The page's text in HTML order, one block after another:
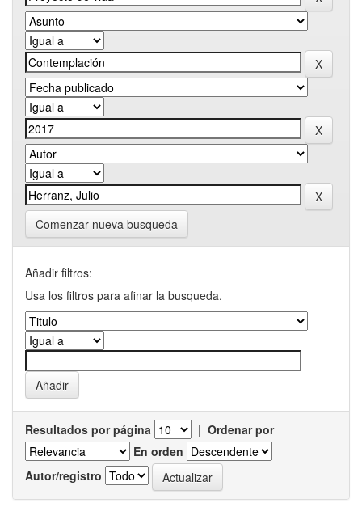
Comenzar nueva busqueda
Añadir filtros:
Usa los filtros para afinar la busqueda.
Resultados por página | Ordenar por
En orden
Autor/registro